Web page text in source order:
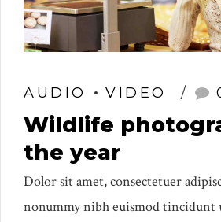
AUDIO VIDEO
Wildlife
the year
Dolor sit amet, consectetuer
nonummy nibh euismod tincidunt